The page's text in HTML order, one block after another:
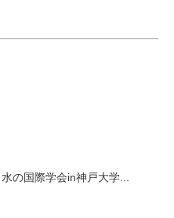
水の国際学会in神戸大学...